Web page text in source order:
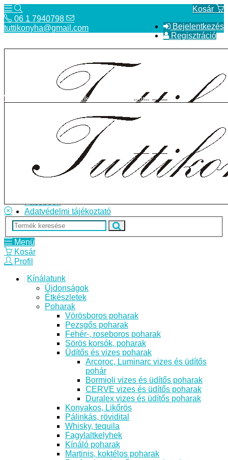
Kosár
Bejelentkezés
Regisztráció
06 1 7940798
tuttikonyha@gmail.com
Telefon
Szállítás
Facebook
Adatvédelmi tájékoztató
tuttikonyha@gmail.com
Menü
Kosár
Profil
Kínálatunk
Újdonságok
Étkészletek
Poharak
Vörösboros poharak
Pezsgős poharak
Fehér-, roseboros poharak
Sörös korsók, poharak
Üdítős és vizes poharak
Arcoroc, Luminarc vizes és üdítős
pohár
Bormioli vizes és üdítős poharak
CERVE vizes és üdítős poharak
Duralex vizes és üdítős poharak
Konyakos, Likőrös
Pálinkás, rövidital
Whisky, tequila
Fagylaltkelyhek
Kínáló poharak
Martinis, koktélos poharak